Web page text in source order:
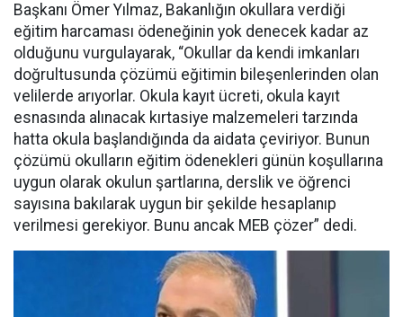
Başkanı Ömer Yılmaz, Bakanlığın okullara verdiği
eğitim harcaması ödeneğinin yok denecek kadar az
olduğunu vurgulayarak, “Okullar da kendi imkanları
doğrultusunda çözümü eğitimin bileşenlerinden olan
velilerde arıyorlar. Okula kayıt ücreti, okula kayıt
esnasında alınacak kırtasiye malzemeleri tarzında
hatta okula başlandığında da aidata çeviriyor. Bunun
çözümü okulların eğitim ödenekleri günün koşullarına
uygun olarak okulun şartlarına, derslik ve öğrenci
sayısına bakılarak uygun bir şekilde hesaplanıp
verilmesi gerekiyor. Bunu ancak MEB çözer” dedi.